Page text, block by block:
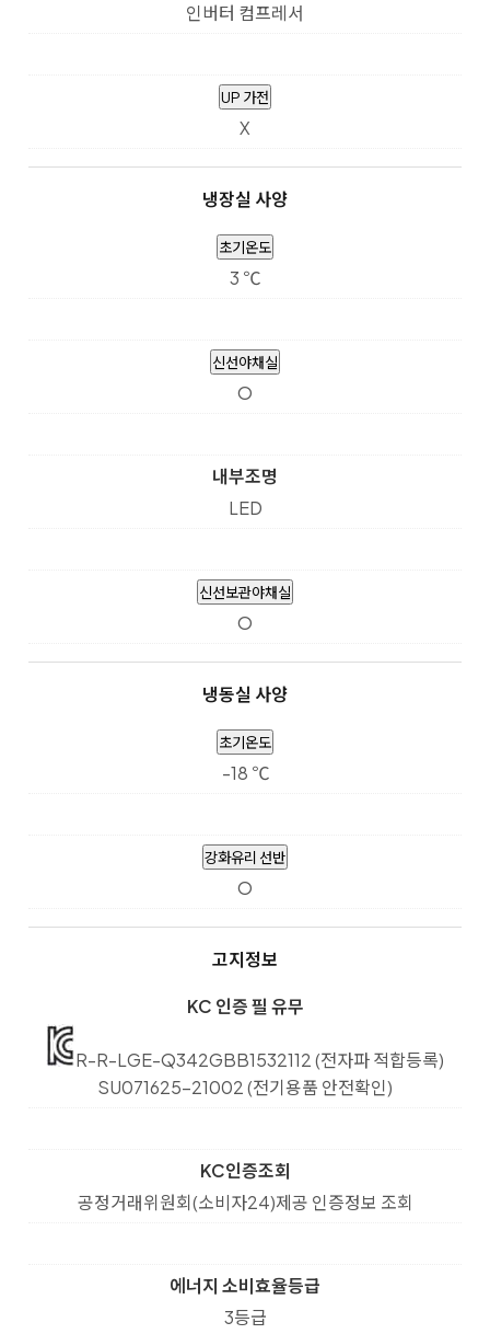
인버터 컴프레서
UP 가전
X
냉장실 사양
초기온도
3 ℃
신선야채실
O
내부조명
LED
신선보관야채실
O
냉동실 사양
초기온도
-18 ℃
강화유리 선반
O
고지정보
KC 인증 필 유무
R-R-LGE-Q342GBB1532112 (전자파 적합등록)
SU071625-21002 (전기용품 안전확인)
KC인증조회
공정거래위원회(소비자24)제공 인증정보 조회
에너지 소비효율등급
3등급